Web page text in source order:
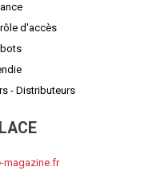
d'accès
- Distributeurs
magazine.fr